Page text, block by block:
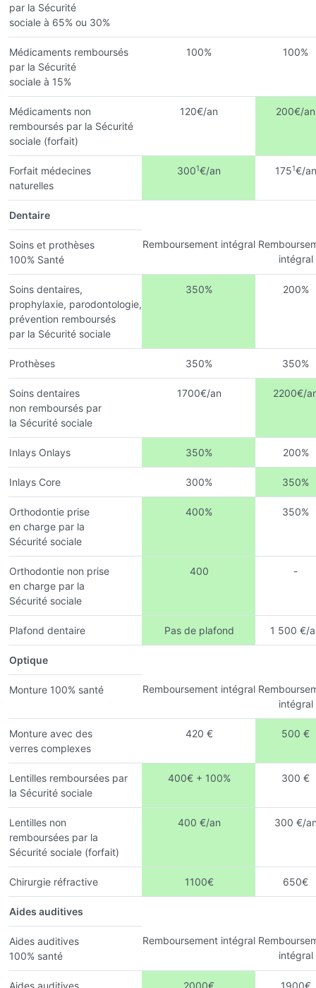
par la Sécurité
sociale à 65% ou 30%
Médicaments remboursés
par la Sécurité
sociale à 15%
100% 100%
Médicaments non
remboursés par la Sécurité
sociale (forfait)
120€/an 200€/an
Forfait médecines
naturelles
3001€/an 1751€/an
Dentaire
Soins et prothèses
100% Santé
Remboursement intégral
intégral
Soins dentaires,
prophylaxie, parodontologie,
prévention remboursés
par la Sécurité sociale
350% 200%
Prothèses 350% 350%
Soins dentaires
non remboursés par
la Sécurité sociale
1700€/an 2200€/
Inlays Onlays 350% 200%
Inlays Core 300% 350%
Orthodontie prise
en charge par la
Sécurité sociale
400% 350%
Orthodontie non prise
en charge par la
Sécurité sociale
400 -
Plafond dentaire Pas de plafond 1 500 €/
Optique
Monture 100% santé Remboursement intégral
intégral
Monture avec des
verres complexes
420 € 500 €
Lentilles remboursées par
la Sécurité sociale
400€ + 100% 300 €
Lentilles non
remboursées par la
Sécurité sociale (forfait)
400 €/an 300 €/
Chirurgie réfractive 1100€ 650€
Aides auditives
Aides auditives
100% santé
Remboursement intégral
intégral
Aides auditives 2000€ 1900€